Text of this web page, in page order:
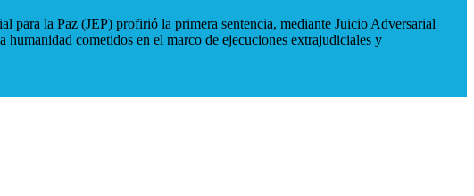
para la Paz (JEP) profirió la primera sentencia, mediante Juicio Adversarial
cometidos en el marco de ejecuciones extrajudiciales y